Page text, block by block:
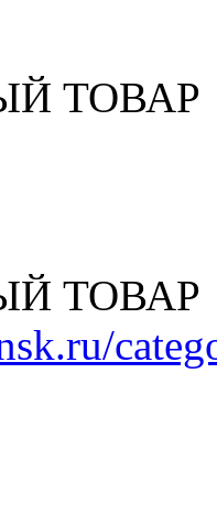
ТОВАР
ТОВАР